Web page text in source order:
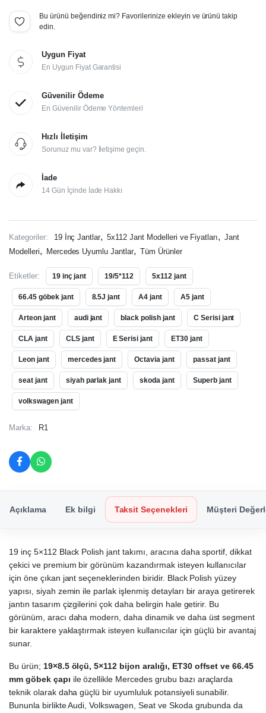
Bu ürünü beğendiniz mi? Favorilerinize ekleyin ve ürünü takip
edin.
Uygun Fiyat
En Uygun Fiyat Garantisi
Güvenilir Ödeme
En Güvenilir Ödeme Yöntemleri
Hızlı İletişim
Sorunuz mu var? İletişime geçin.
İade
14 Gün İçinde İade Hakkı
Kategoriler: 19 İnç Jantlar, 5x112 Jant Modelleri ve Fiyatları, Jant
Modelleri, Mercedes Uyumlu Jantlar, Tüm Ürünler
Etiketler: 19 inç jant 19/5*112 5x112 jant
66.45 göbek jant 8.5J jant A4 jant A5 jant
Arteon jant audi jant black polish jant C Serisi jant
CLA jant CLS jant E Serisi jant ET30 jant
Leon jant mercedes jant Octavia jant passat jant
seat jant siyah parlak jant skoda jant Superb jant
volkswagen jant
Marka: R1
Açıklama Ek bilgi Taksit Seçenekleri Müşteri
19 inç 5×112 Black Polish jant takımı, aracına daha sportif, dikkat
çekici ve premium bir görünüm kazandırmak isteyen kullanıcılar
için öne çıkan jant seçeneklerinden biridir. Black Polish yüzey
yapısı, siyah zemin ile parlak işlenmiş detayları bir araya getirerek
jantın tasarım çizgilerini çok daha belirgin hale getirir. Bu
görünüm, aracı daha modern, daha dinamik ve daha üst segment
bir karaktere yaklaştırmak isteyen kullanıcılar için güçlü bir avantaj
sunar.
Bu ürün; 19×8.5 ölçü, 5×112 bijon aralığı, ET30 offset ve 66.45
mm göbek çapı ile özellikle Mercedes grubu bazı araçlarda
teknik olarak daha güçlü bir uyumluluk potansiyeli sunabilir.
Bununla birlikte Audi, Volkswagen, Seat ve Skoda grubunda da